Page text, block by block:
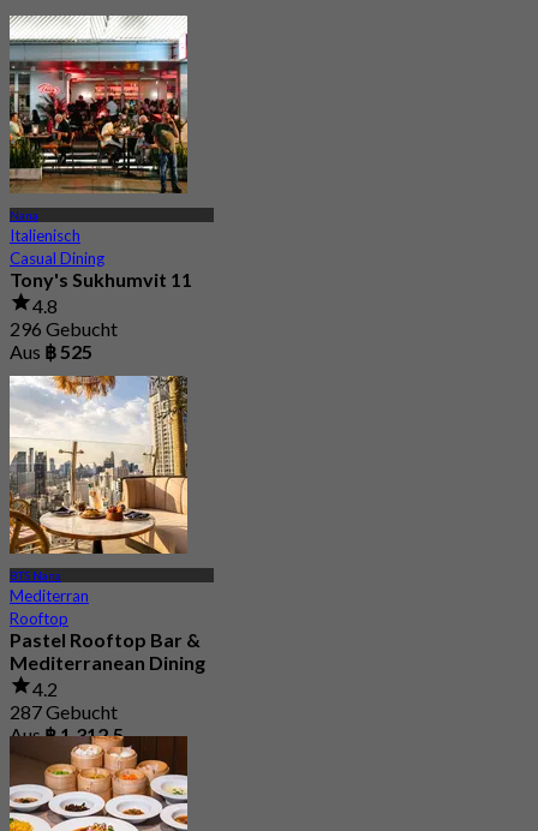
Nana
Italienisch
Casual Dining
Tony's Sukhumvit 11
4.8
296 Gebucht
Aus ฿ 525
BTS Nana
Mediterran
Rooftop
Pastel Rooftop Bar &
Mediterranean Dining
4.2
287 Gebucht
Aus฿ 1,312.5